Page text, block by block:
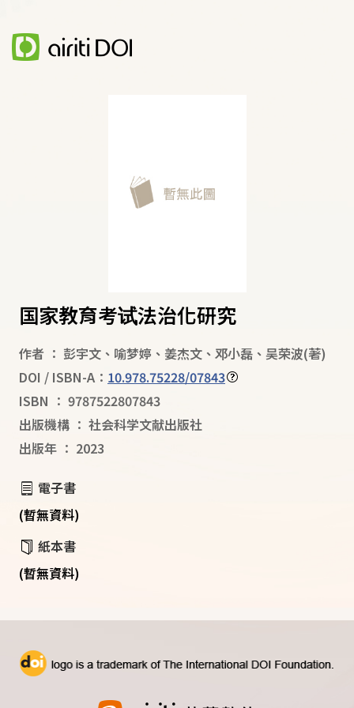
国家教育考试法治化研究
作者 ： 彭宇文 、 喻梦婷 、 姜杰文 、 邓小磊 、 吴荣波(著)
DOI / ISBN-A： 10.978.75228/07843
ISBN ： 9787522807843
出版機構 ： 社会科学文献出版社
出版年 ： 2023
電子書
(暫無資料)
紙本書
(暫無資料)